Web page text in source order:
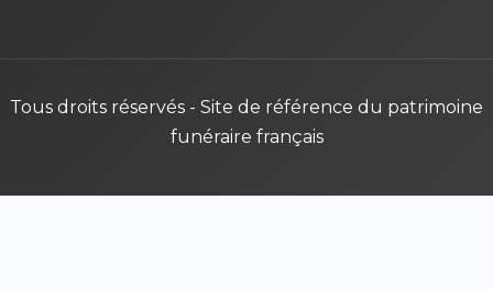
Tous droits réservés - Site de référence du patrimoine
funéraire français